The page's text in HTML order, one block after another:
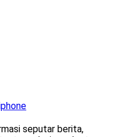
seputar berita,